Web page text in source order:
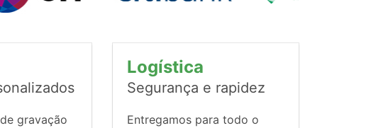
gravação
Logística
Segurança e rapidez
Entregamos para todo o